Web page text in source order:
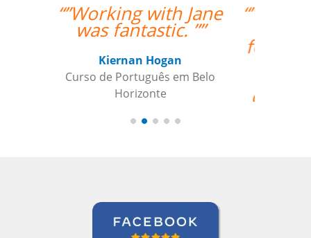
“”Os procedimentos da
Language Trainers
foram bastante fáceis.
Ser capaz de
coordenar as aulas
com o professor que
tem relativa autonomia
foi uma grande ajuda.””